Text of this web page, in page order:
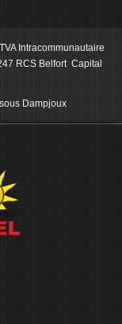
Intracommunautaire
RCS Belfort Capital
Dampjoux